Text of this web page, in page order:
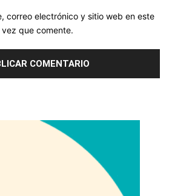
correo electrónico y sitio web en este
que comente.